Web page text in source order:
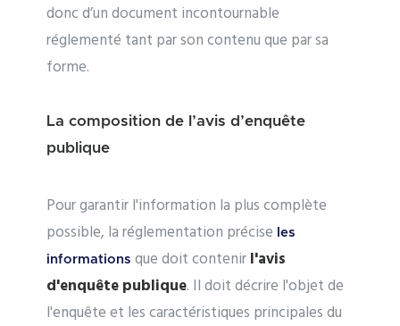
donc d’un document incontournable
réglementé tant par son contenu que par sa
forme.
La composition de l’avis d’enquête
publique
Pour garantir l'information la plus complète
possible, la réglementation précise les
informations que doit contenirl'avis
d'enquête publique. Il doit décrire l'objet de
l'enquête et les caractéristiques principales du